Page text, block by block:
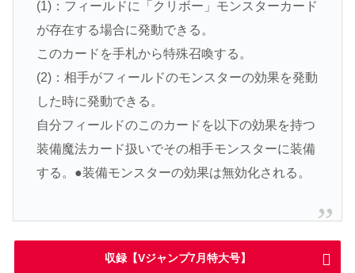
(1)：フィールドに「クリボー」モンスターカード
が存在する場合に発動できる。
このカードを手札から特殊召喚する。
(2)：相手がフィールドのモンスターの効果を発動
した時に発動できる。
自分フィールドのこのカードを以下の効果を持つ
装備魔法カード扱いでその相手モンスターに装備
する。●装備モンスターの効果は無効化される。
収録【Vジャンプ7月特大号】